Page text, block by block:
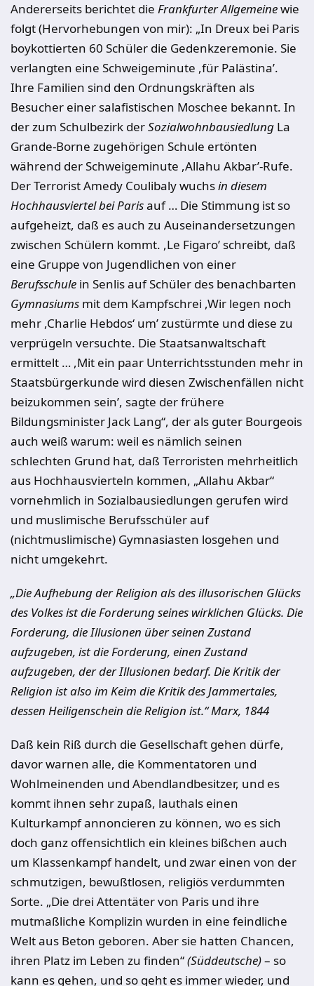
Andererseits berichtet die Frankfurter Allgemeinewie
folgt (Hervorhebungen von mir): „In Dreux bei Paris
boykottierten 60 Schüler die Gedenkzeremonie. Sie
verlangten eine Schweigeminute ,für Palästina’.
Ihre Familien sind den Ordnungskräften als
Besucher einer salafistischen Moschee bekannt. In
der zum Schulbezirk derSozialwohnbausiedlung La
Grande-Borne zugehörigen Schule ertönten
während der Schweigeminute ,Allahu Akbar’-Rufe.
Der Terrorist Amedy Coulibaly wuchsin diesem
Hochhausviertel bei Parisauf … Die Stimmung ist so
aufgeheizt, daß es auch zu Auseinandersetzungen
zwischen Schülern kommt. ,Le Figaro’ schreibt, daß
eine Gruppe von Jugendlichen von einer
Berufsschule in Senlis auf Schüler des benachbarten
Gymnasiums mit dem Kampfschrei ,Wir legen noch
mehr ,Charlie Hebdos‘ um’ zustürmte und diese zu
verprügeln versuchte. Die Staatsanwaltschaft
ermittelt … ,Mit ein paar Unterrichtsstunden mehr in
Staatsbürgerkunde wird diesen Zwischenfällen nicht
beizukommen sein’, sagte der frühere
Bildungsminister Jack Lang“, der als guter Bourgeois
auch weiß warum: weil es nämlich seinen
schlechten Grund hat, daß Terroristen mehrheitlich
aus Hochhausvierteln kommen, „Allahu Akbar“
vornehmlich in Sozialbausiedlungen gerufen wird
und muslimische Berufsschüler auf
(nichtmuslimische) Gymnasiasten losgehen und
nicht umgekehrt.
„Die Aufhebung der Religion als des illusorischen Glücks
des Volkes ist die Forderung seines wirklichen Glücks. Die
Forderung, die Illusionen über seinen Zustand
aufzugeben, ist die Forderung, einen Zustand
aufzugeben, der der Illusionen bedarf. Die Kritik der
Religion ist also im Keim die Kritik des Jammertales,
dessen Heiligenschein die Religion ist.“ Marx, 1844
Daß kein Riß durch die Gesellschaft gehen dürfe,
davor warnen alle, die Kommentatoren und
Wohlmeinenden und Abendlandbesitzer, und es
kommt ihnen sehr zupaß, lauthals einen
Kulturkampf annoncieren zu können, wo es sich
doch ganz offensichtlich ein kleines bißchen auch
um Klassenkampf handelt, und zwar einen von der
schmutzigen, bewußtlosen, religiös verdummten
Sorte. „Die drei Attentäter von Paris und ihre
mutmaßliche Komplizin wurden in eine feindliche
Welt aus Beton geboren. Aber sie hatten Chancen,
ihren Platz im Leben zu finden“(Süddeutsche)– so
kann es gehen, und so geht es immer wieder, und